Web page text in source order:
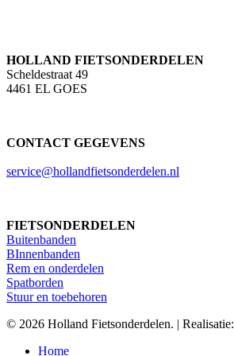
HOLLAND FIETSONDERDELEN
Scheldestraat 49
4461 EL GOES
CONTACT GEGEVENS
service@hollandfietsonderdelen.nl
FIETSONDERDELEN
Buitenbanden
BInnenbanden
Rem en onderdelen
Spatborden
Stuur en toebehoren
© 2026 Holland Fietsonderdelen. | Realisatie:
Close
Home